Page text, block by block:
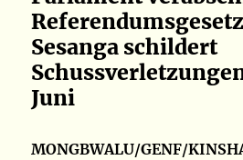
Sesanga schildert
Juni
MONGBWALU/GENF/